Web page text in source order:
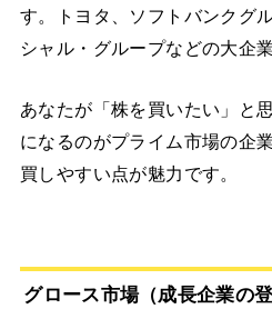
す。トヨタ、ソフトバンクグ
シャル・グループなどの大企
あなたが「株を買いたい」と
になるのがプライム市場の企
買しやすい点が魅力です。
グロース市場（成長企業の登